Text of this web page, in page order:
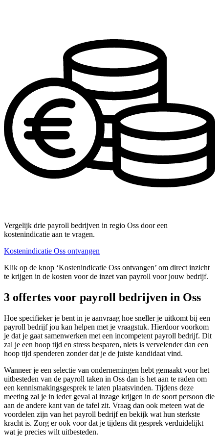
Vergelijk drie payroll bedrijven in regio Oss door een
kostenindicatie aan te vragen.
Kostenindicatie Oss ontvangen
Klik op de knop ‘Kostenindicatie Oss ontvangen’ om direct inzicht
te krijgen in de kosten voor de inzet van payroll voor jouw bedrijf.
3 offertes voor payroll bedrijven in Oss
Hoe specifieker je bent in je aanvraag hoe sneller je uitkomt bij een
payroll bedrijf jou kan helpen met je vraagstuk. Hierdoor voorkom
je dat je gaat samenwerken met een incompetent payroll bedrijf. Dit
zal je een hoop tijd en stress besparen, niets is vervelender dan een
hoop tijd spenderen zonder dat je de juiste kandidaat vind.
Wanneer je een selectie van ondernemingen hebt gemaakt voor het
uitbesteden van de payroll taken in Oss dan is het aan te raden om
een kennismakingsgesprek te laten plaatsvinden. Tijdens deze
meeting zal je in ieder geval al inzage krijgen in de soort persoon die
aan de andere kant van de tafel zit. Vraag dan ook meteen wat de
voordelen zijn van het payroll bedrijf en bekijk wat hun sterkste
kracht is. Zorg er ook voor dat je tijdens dit gesprek verduidelijkt
wat je precies wilt uitbesteden.